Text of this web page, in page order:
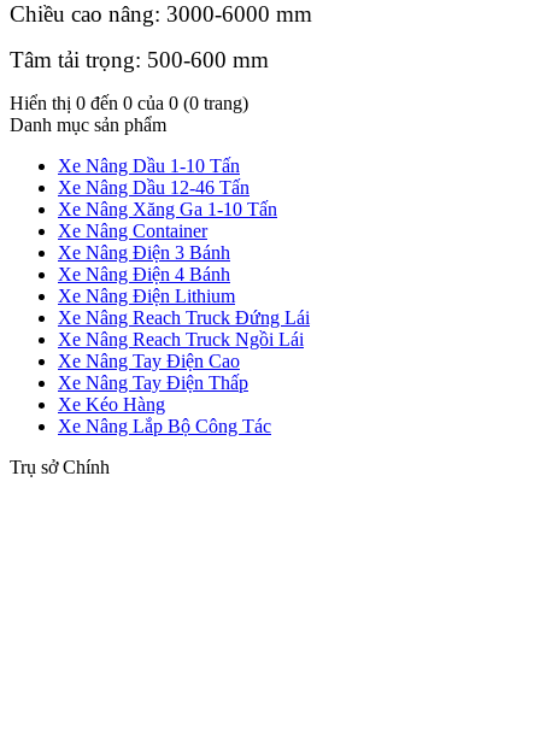
Chiều cao nâng: 3000-6000 mm
Tâm tải trọng: 500-600 mm
Hiển thị 0 đến 0 của 0 (0 trang)
Danh mục sản phẩm
Xe Nâng Dầu 1-10 Tấn
Xe Nâng Dầu 12-46 Tấn
Xe Nâng Xăng Ga 1-10 Tấn
Xe Nâng Container
Xe Nâng Điện 3 Bánh
Xe Nâng Điện 4 Bánh
Xe Nâng Điện Lithium
Xe Nâng Reach Truck Đứng Lái
Xe Nâng Reach Truck Ngồi Lái
Xe Nâng Tay Điện Cao
Xe Nâng Tay Điện Thấp
Xe Kéo Hàng
Xe Nâng Lắp Bộ Công Tác
Trụ sở Chính